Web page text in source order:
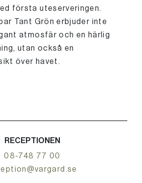
första uteserveringen.
Tant Grön erbjuder inte
atmosfär och en härlig
utan också en
över havet.
RECEPTIONEN
08-748 77 00